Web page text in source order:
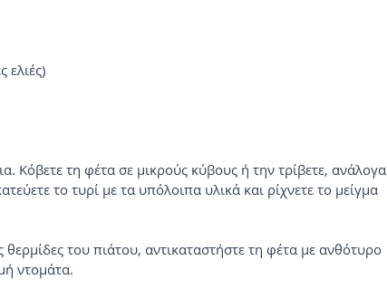
ελιές)
Kόβετε τη φέτα σε μικρούς κύβους ή την τρίβετε, ανάλογα
το τυρί με τα υπόλοιπα υλικά και ρίχνετε το μείγμα
θερμίδες του πιάτου, αντικαταστήστε τη φέτα με ανθότυρο
ντομάτα.